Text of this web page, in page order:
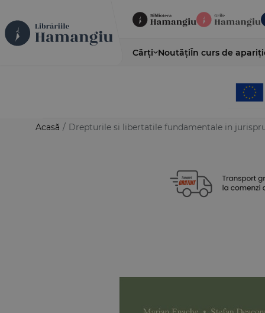
Cărți NoutățiÎn curs de
Acasă / Drepturile si libertatile fundamentale in